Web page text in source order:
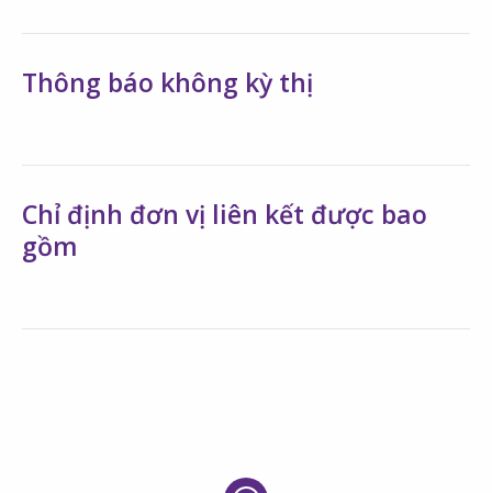
Thông báo không kỳ thị
Chỉ định đơn vị liên kết được bao
gồm